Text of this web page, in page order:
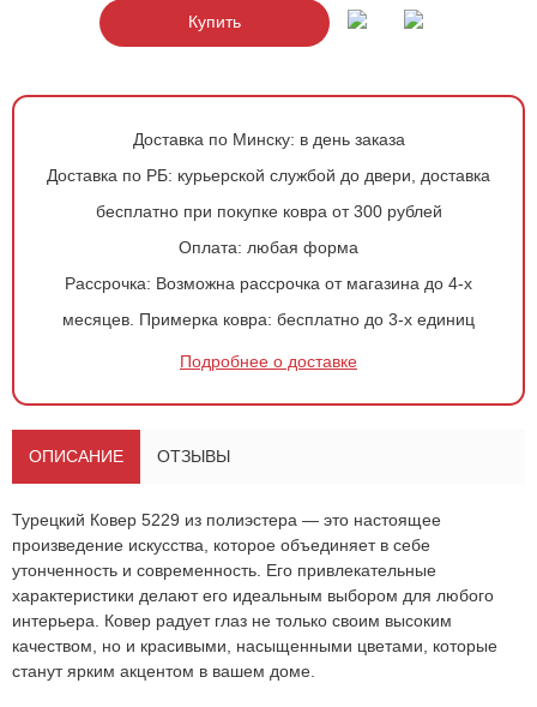
Купить
Доставка по Минску: в день заказа
Доставка по РБ: курьерской службой до двери, доставка
бесплатно при покупке ковра от 300 рублей
Оплата: любая форма
Рассрочка: Возможна рассрочка от магазина до 4-х
месяцев. Примерка ковра: бесплатно до 3-х единиц
Подробнее о доставке
ОПИСАНИЕ ОТЗЫВЫ
Турецкий Ковер 5229 из полиэстера — это настоящее
произведение искусства, которое объединяет в себе
утонченность и современность. Его привлекательные
характеристики делают его идеальным выбором для любого
интерьера. Ковер радует глаз не только своим высоким
качеством, но и красивыми, насыщенными цветами, которые
станут ярким акцентом в вашем доме.